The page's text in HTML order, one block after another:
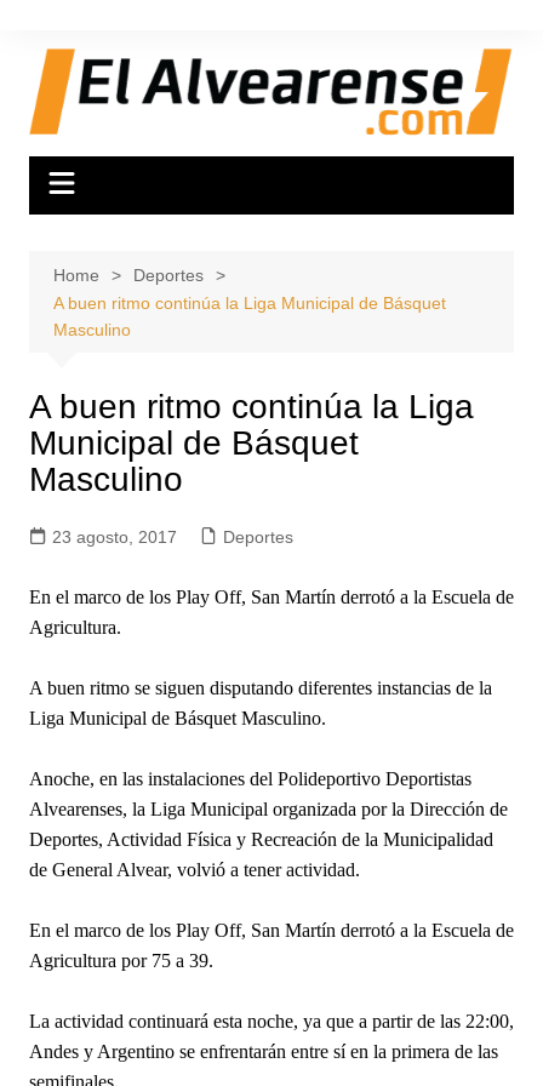
content
Home
Deportes
A buen ritmo continúa la Liga Municipal de Básquet
Masculino
A buen ritmo continúa la Liga
Municipal de Básquet
Masculino
23 agosto, 2017 Deportes
En el marco de los Play Off, San Martín derrotó a la Escuela de
Agricultura.
A buen ritmo se siguen disputando diferentes instancias de la
Liga Municipal de Básquet Masculino.
Anoche, en las instalaciones del Polideportivo Deportistas
Alvearenses, la Liga Municipal organizada por la Dirección de
Deportes, Actividad Física y Recreación de la Municipalidad
de General Alvear, volvió a tener actividad.
En el marco de los Play Off, San Martín derrotó a la Escuela de
Agricultura por 75 a 39.
La actividad continuará esta noche, ya que a partir de las 22:00,
Andes y Argentino se enfrentarán entre sí en la primera de las